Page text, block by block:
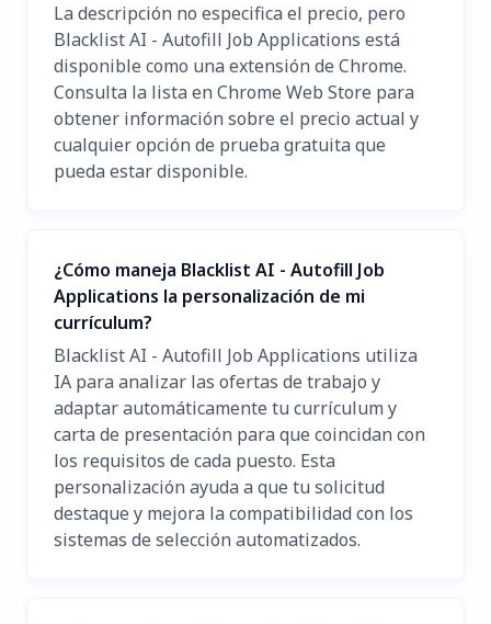
La descripción no especifica el precio, pero
Blacklist AI - Autofill Job Applications está
disponible como una extensión de Chrome.
Consulta la lista en Chrome Web Store para
obtener información sobre el precio actual y
cualquier opción de prueba gratuita que
pueda estar disponible.
¿Cómo maneja Blacklist AI - Autofill Job
Applications la personalización de mi
currículum?
Blacklist AI - Autofill Job Applications utiliza
IA para analizar las ofertas de trabajo y
adaptar automáticamente tu currículum y
carta de presentación para que coincidan con
los requisitos de cada puesto. Esta
personalización ayuda a que tu solicitud
destaque y mejora la compatibilidad con los
sistemas de selección automatizados.